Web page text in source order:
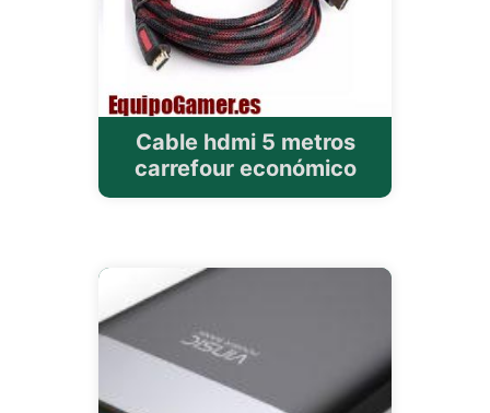
Cable hdmi 5 metros
carrefour económico